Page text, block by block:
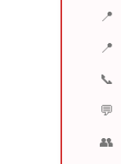
📍
📍
📞
💬
👥